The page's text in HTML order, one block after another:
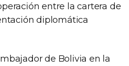
entre la cartera de
diplomática
de Bolivia en la